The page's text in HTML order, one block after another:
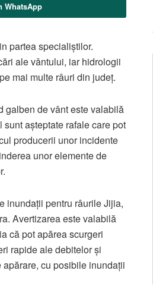
WhatsApp
partea specialiștilor.
ale vântului, iar hidrologii
mai multe râuri din județ.
galben de vânt este valabilă
așteptate rafale care pot
producerii unor incidente
unor elemente de
inundații pentru râurile Jijia,
Avertizarea este valabilă
că pot apărea scurgeri
rapide ale debitelor și
cu posibile inundații